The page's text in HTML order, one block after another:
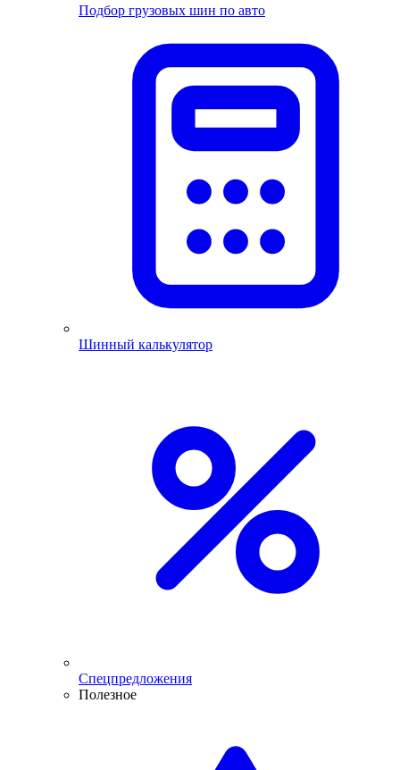
Подбор грузовых шин по авто
Шинный калькулятор
Спецпредложения
Полезное